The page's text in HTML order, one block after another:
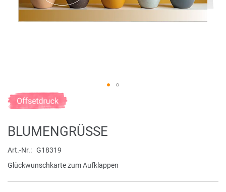
Zum
Anfang
Bildergalerie
BLUMENGRÜSSE
Art.-Nr.
G18319
Glückwunschkarte zum Aufklappen